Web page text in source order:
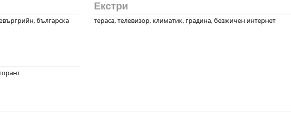
българска
Екстри
тераса, телевизор, климатик, градина, безжичен интернет